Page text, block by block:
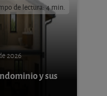
de lectura: 4 min.
2026
y sus